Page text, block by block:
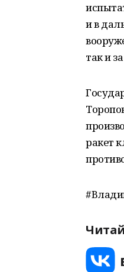
и в
так и
ракет